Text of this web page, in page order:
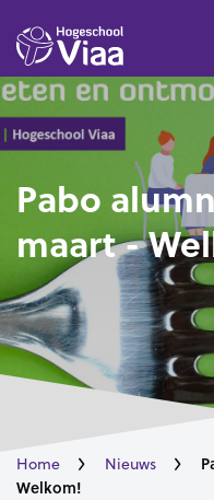
Pabo
maart -
Home Nieuws
Welkom!